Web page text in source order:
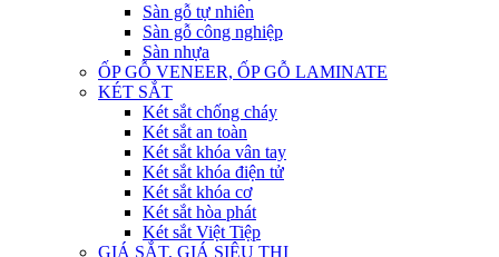
Sàn gỗ tự nhiên
Sàn gỗ công nghiệp
Sàn nhựa
ỐP GỖ VENEER, ỐP GỖ LAMINATE
KÉT SẮT
Két sắt chống cháy
Két sắt an toàn
Két sắt khóa vân tay
Két sắt khóa điện tử
Két sắt khóa cơ
Két sắt hòa phát
Két sắt Việt Tiệp
GIÁ SẮT, GIÁ SIÊU THỊ